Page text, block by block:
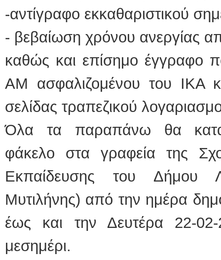
-αντίγραφο εκκαθαριστικού
- βεβαίωση χρόνου ανεργίας
καθώς και επίσημο έγγραφο
ΑΜ ασφαλιζομένου του ΙΚΑ
σελίδας τραπεζικού
Όλα τα παραπάνω θα
φάκελο στα γραφεία της
Εκπαίδευσης του Δήμου
Μυτιλήνης) από την ημέρα
έως και την Δευτέρα 22-
μεσημέρι.